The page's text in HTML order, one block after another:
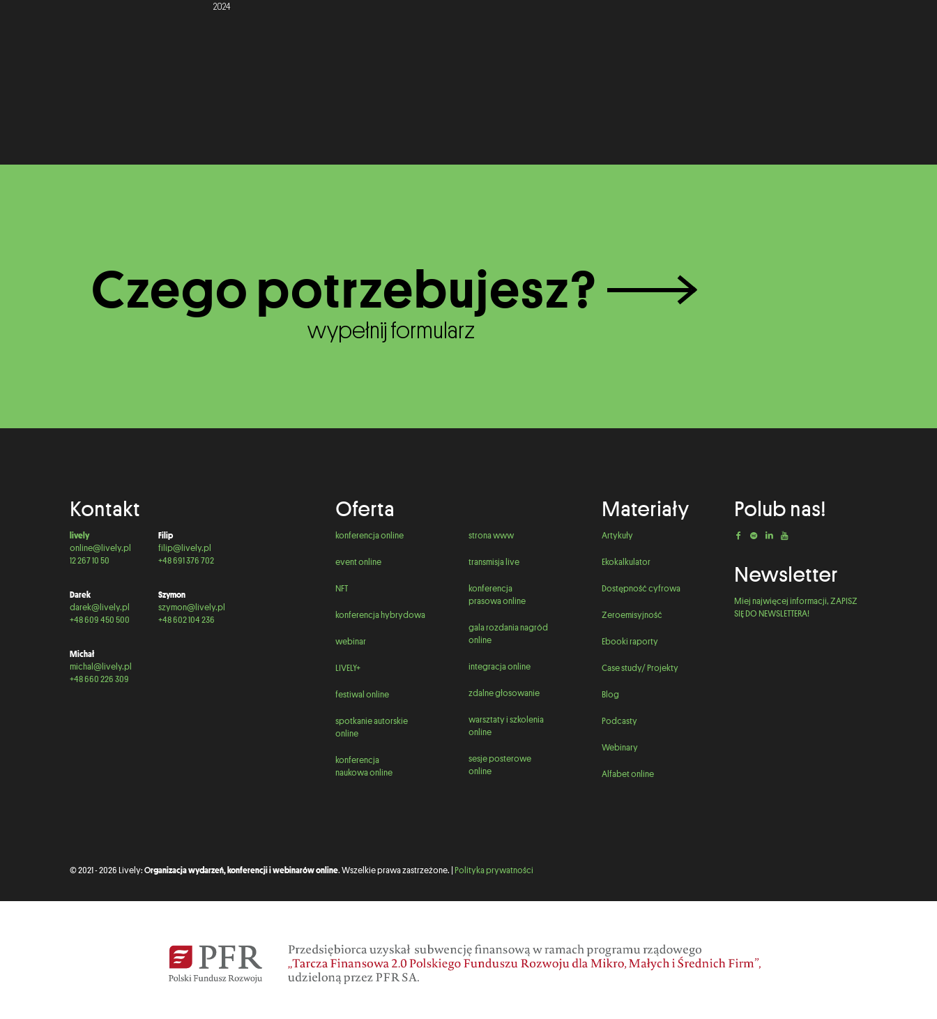
2024
Czego potrzebujesz?
wypełnij formularz
Kontakt
lively
online@lively.pl
12 267 10 50
Darek
darek@lively.pl
+48 609 450 500
Michał
michal@lively.pl
+48 660 226 309
Filip
filip@lively.pl
+48 691 376 702
Szymon
szymon@lively.pl
+48 602 104 236
Oferta
konferencja online
event online
NFT
konferencja hybrydowa
webinar
LIVELY+
festiwal online
spotkanie autorskie
online
konferencja
naukowa online
strona www
transmisja live
konferencja
prasowa online
gala rozdania nagród
online
integracja online
zdalne głosowanie
warsztaty i szkolenia
online
sesje posterowe
online
Materiały
Artykuły
Ekokalkulator
Dostępność cyfrowa
Zeroemisyjność
Ebooki raporty
Case study/ Projekty
Blog
Podcasty
Webinary
Alfabet online
Polub nas!
Newsletter
Miej najwięcej informacji, ZAPISZ
SIĘ DO NEWSLETTERA!
© 2021 - 2026 Lively: Organizacja wydarzeń, konferencji i webinarów online . Wszelkie prawa zastrzeżone. | Polityka prywatności